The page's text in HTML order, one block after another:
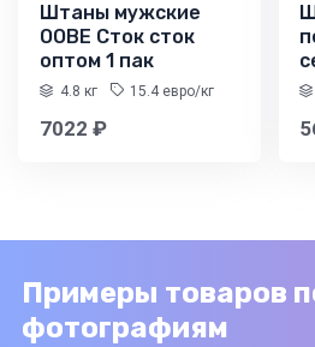
Штаны мужские
OOBE Сток сток
оптом 1 пак
4.8 кг 15.4 евро/кг
7022 ₽
Примеры товаров
фотографиям